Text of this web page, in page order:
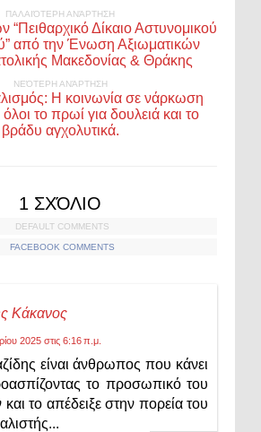
ΠΑΛΑΙΌΤΕΡΗ ΑΝΆΡΤΗΣΗ
“Πειθαρχικό Δίκαιο Αστυνομικού
από την Ένωση Αξιωματικών
Μακεδονίας & Θράκης
ΝΕΌΤΕΡΗ ΑΝΆΡΤΗΣΗ
Η κοινωνία σε νάρκωση
το πρωί για δουλειά και το
βράδυ αγχολυτικά.
1 ΣΧΌΛΙΟ
DEFAULT COMMENTS
FACEBOOK COMMENTS
Κάκανος
2025 στις 6:16 π.μ.
είναι άνθρωπος που κάνει
το προσωπικό του
το απέδειξε στην πορεία του